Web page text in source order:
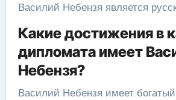
Василий Небензя является
Какие достижения в
дипломата имеет
Небензя?
Василий Небензя имеет